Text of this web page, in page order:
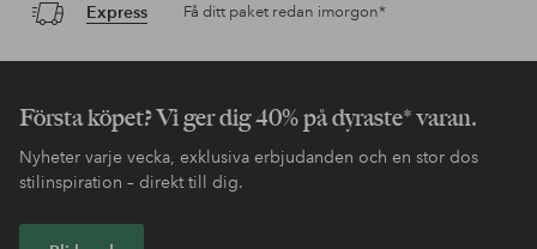
Express Få ditt paket redan imorgon*
Första köpet? Vi ger dig 40% på dyraste* varan.
Nyheter varje vecka, exklusiva erbjudanden och en stor dos
stilinspiration – direkt till dig.